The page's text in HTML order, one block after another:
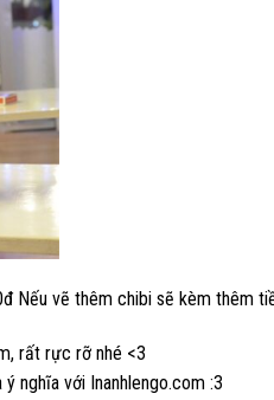
Nếu vẽ thêm chibi sẽ kèm thêm
rất rực rỡ nhé <3
nghĩa với Inanhlengo.com :3